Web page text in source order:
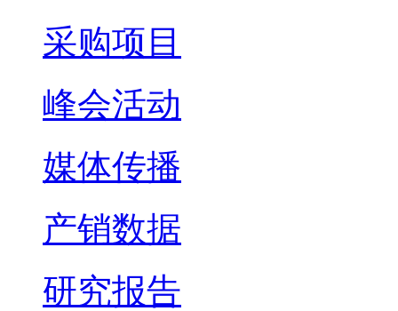
采购项目
峰会活动
媒体传播
产销数据
研究报告